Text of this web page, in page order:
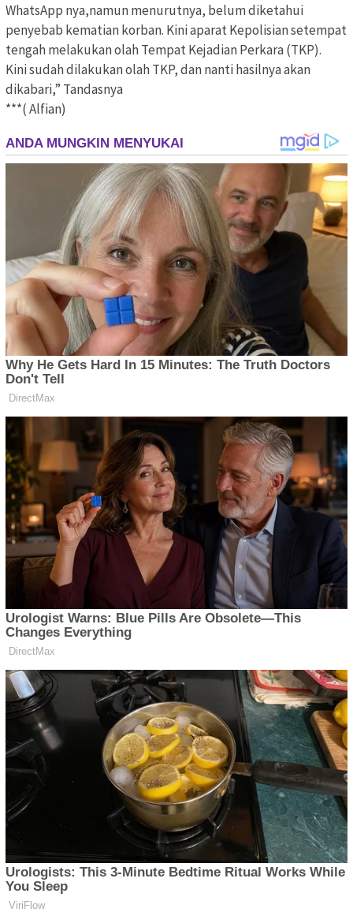
WhatsApp nya,‎namun menurutnya, belum diketahui
penyebab kematian korban. Kini aparat Kepolisian setempat
tengah melakukan olah Tempat Kejadian Perkara (TKP).
‎Kini sudah dilakukan olah TKP, dan nanti hasilnya akan
dikabari,” Tandasnya
***( Alfian) ‎